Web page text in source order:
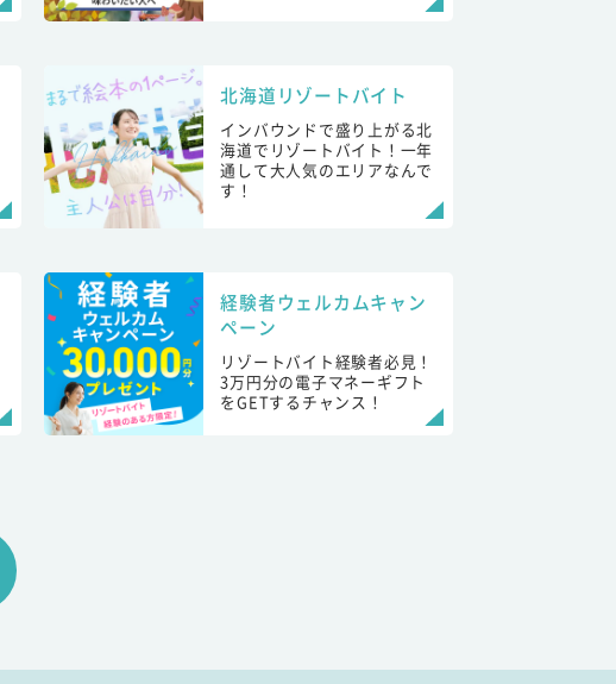
北海道リゾートバイト
インバウンドで盛り上がる北
海道でリゾートバイト！一年
通して大人気のエリアなんで
す！
経験者ウェルカムキャン
ペーン
リゾートバイト経験者必見！
3万円分の電子マネーギフト
をGETするチャンス！